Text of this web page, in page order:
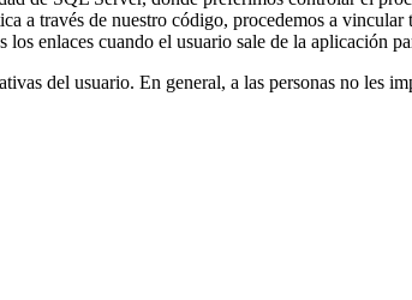
a través de nuestro código, procedemos a
enlaces cuando el usuario sale de la aplicación
del usuario. En general, a las personas no les